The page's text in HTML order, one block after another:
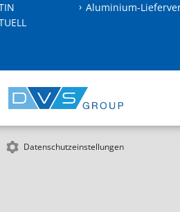
Aluminium-
Datenschutzeinstellungen